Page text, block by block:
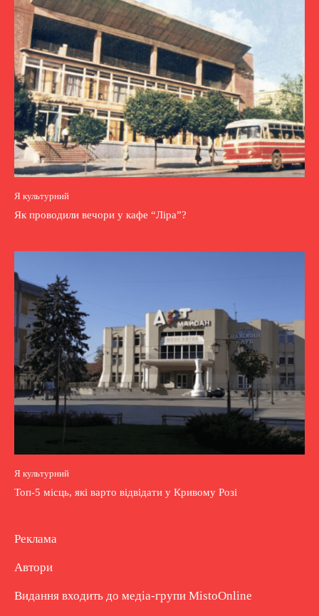
Я культурний
Як проводили вечори у кафе “Ліра”?
Я культурний
Топ-5 місць, які варто відвідати у Кривому Розі
Реклама
Автори
Видання входить до медіа-групи MistoOnline